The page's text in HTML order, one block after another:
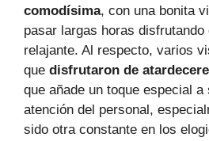
comodísima, con una bonita
pasar largas horas
relajante. Al respecto, varios
que disfrutaron de
que añade un toque especial
atención del personal,
sido otra constante en los